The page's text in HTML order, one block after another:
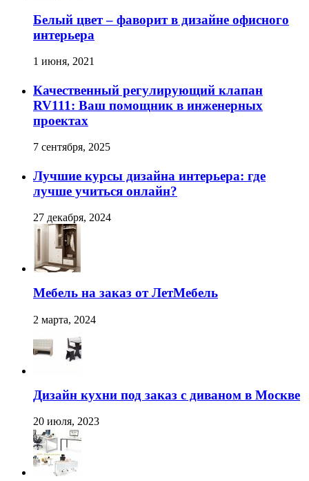
Белый цвет – фаворит в дизайне офисного
интерьера
1 июня, 2021
Качественный регулирующий клапан
RV111: Ваш помощник в инженерных
проектах
7 сентября, 2025
Лучшие курсы дизайна интерьера: где
лучше учиться онлайн?
27 декабря, 2024
Мебель на заказ от ЛетМебель
2 марта, 2024
Дизайн кухни под заказ с диваном в Москве
20 июля, 2023